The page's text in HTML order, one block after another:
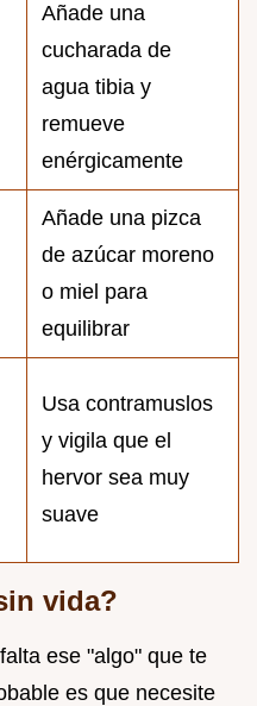
Añade una
cucharada de
agua tibia y
remueve
enérgicamente
Añade una pizca
de azúcar moreno
o miel para
equilibrar
Usa contramuslos
y vigila que el
hervor sea muy
suave
vida?
ese "algo" que te
es que necesite